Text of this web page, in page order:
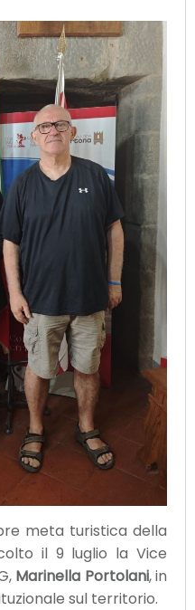
meta turistica della
il 9 luglio la Vice
Marinella Portolani, in
sul territorio.